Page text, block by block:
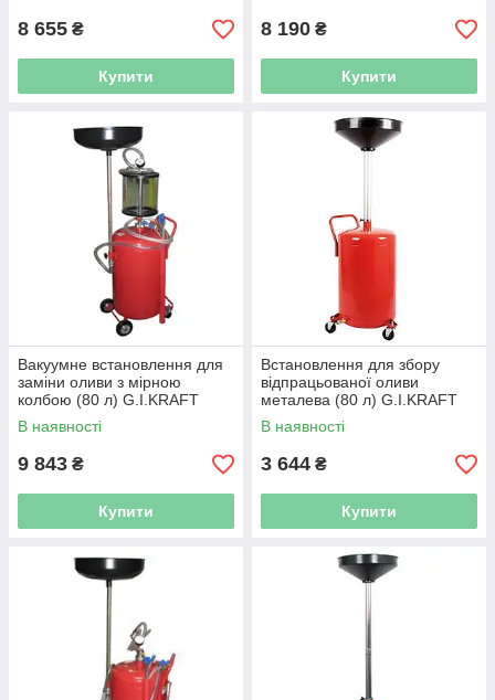
8 655 ₴
Купити
8 190 ₴
Купити
Вакуумне встановлення для
заміни оливи з мірною
колбою (80 л) G.I.KRAFT
B8010KVS
В наявності
9 843 ₴
Купити
Встановлення для збору
відпрацьованої оливи
металева (80 л) G.I.KRAFT
B80S
В наявності
3 644 ₴
Купити